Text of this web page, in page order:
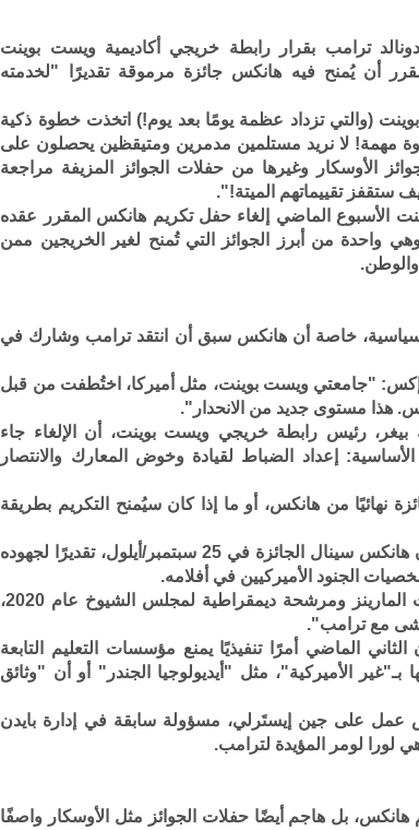
ترامب بقرار رابطة خريجي أكاديمية ويست بوينت
أن يُمنح فيه هانكس جائزة مرموقة تقديرًا "لخدمته
(والتي تزداد عظمة يومًا بعد يوم!) اتخذت خطوة ذكية
مهمة! لا نريد مستلمين مدمرين ومتيقظين يحصلون على
الأوسكار وغيرها من حفلات الجوائز المزيفة مراجعة
ستقفز تقييماتهم الميتة!".
الأسبوع الماضي إلغاء حفل تكريم هانكس المقرر عقده
واحدة من أبرز الجوائز التي تُمنح لغير الخريجين ممن
سياسية، خاصة أن هانكس سبق أن انتقد ترامب وشارك في
إكس: "جامعتي ويست بوينت، مثل أميركا، اختُطفت من قبل
بيغر، رئيس رابطة خريجي ويست بوينت، أن الإلغاء جاء
إعداد الضباط لقيادة وخوض المعارك والانتصار
نهائيًا من هانكس، أو ما إذا كان سيُمنح التكريم بطريقة
وأعلنت لويست بوينت في يونيو/حزيران أن هانكس سينال الجائزة في 25 سبتمبر/أيلول، تقديرًا لجهوده
الجنود الأميركيين في أفلامه.
آمي ماكغراث، المحاربة السابقة في قوات المارينز ومرشحة ديمقراطية لمجلس الشيوخ عام 2020،
مع ترامب".
الماضي أمرًا تنفيذيًا يمنع مؤسسات التعليم التابعة
الأميركية"، مثل "أيديولوجيا الجندر" أو أن "وثائق
على جين إيستَرلي، مسؤولة سابقة في إدارة بايدن
لورا لومر المؤيدة لترامب.
بل هاجم أيضًا حفلات الجوائز مثل الأوسكار واصفًا